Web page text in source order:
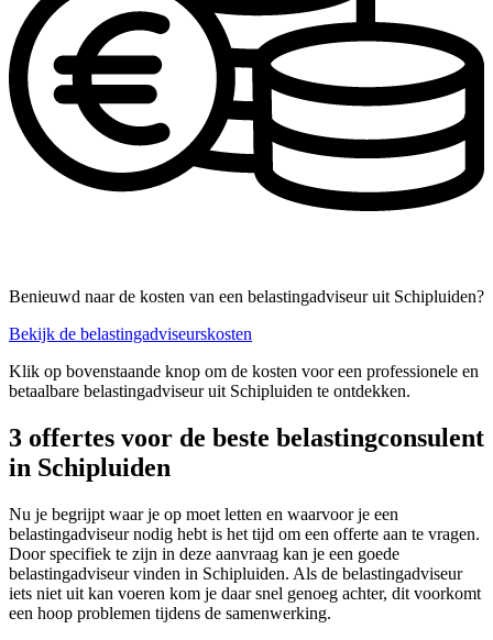
Benieuwd naar de kosten van een belastingadviseur uit Schipluiden?
Bekijk de belastingadviseurskosten
Klik op bovenstaande knop om de kosten voor een professionele en
betaalbare belastingadviseur uit Schipluiden te ontdekken.
3 offertes voor de beste belastingconsulent
in Schipluiden
Nu je begrijpt waar je op moet letten en waarvoor je een
belastingadviseur nodig hebt is het tijd om een offerte aan te vragen.
Door specifiek te zijn in deze aanvraag kan je een goede
belastingadviseur vinden in Schipluiden. Als de belastingadviseur
iets niet uit kan voeren kom je daar snel genoeg achter, dit voorkomt
een hoop problemen tijdens de samenwerking.